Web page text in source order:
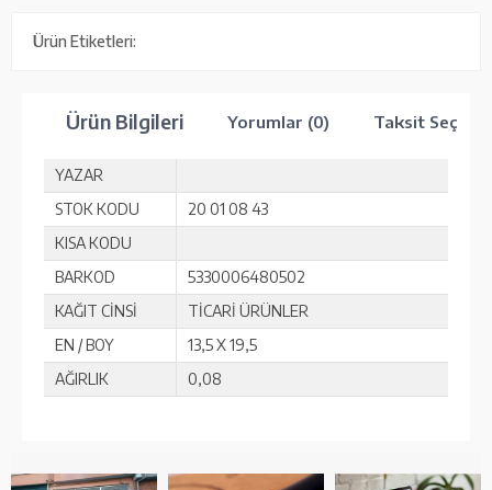
Ürün Etiketleri:
Ürün Bilgileri Yorumlar (0) Taksit
YAZAR
STOK KODU
20 01 08 43
KISA KODU
BARKOD
5330006480502
KAĞIT CİNSİ
TİCARİ ÜRÜNLER
EN / BOY
13,5 X 19,5
AĞIRLIK
0,08